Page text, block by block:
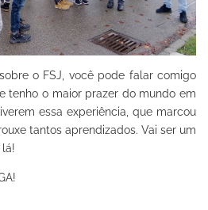
o FSJ, você pode falar comigo
tenho o maior prazer do mundo em
essa experiência, que marcou
tantos aprendizados. Vai ser um